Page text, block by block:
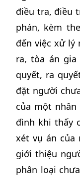
điều tra, điều
phán, kèm
đến việc xử lý
ra, tòa án
quyết, ra
đặt người
của một nhân
đình khi thấy
xét vụ án của
giới thiệu
phân loại